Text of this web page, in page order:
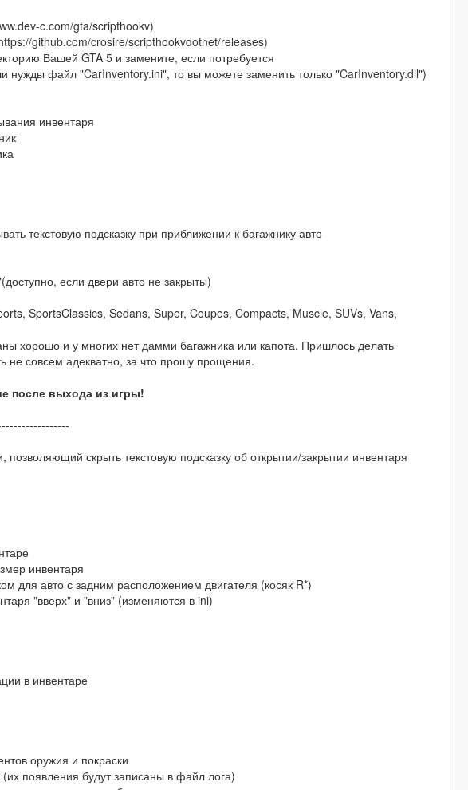
c.com/gta/scripthookv)
github.com/crosire/scripthookvdotnet/releases)
Вашей GTA 5 и замените, если потребуется
нужды файл "CarInventory.ini", то вы можете заменить только "CarInventory.dll")
инвентаря
текстовую подсказку при приближении к багажнику авто
если двери авто не закрыты)
SportsClassics, Sedans, Super, Coupes, Compacts, Muscle, SUVs, Vans,
хорошо и у многих нет дамми багажника или капота. Пришлось делать
не совсем адекватно, за что прошу прощения.
после выхода из игры!
скрыть текстовую подсказку об открытии/закрытии инвентаря
инвентаря
для авто с задним расположением двигателя (косяк R*)
"вверх" и "вниз" (изменяются в ini)
в инвентаре
оружия и покраски
появления будут записаны в файл лога)